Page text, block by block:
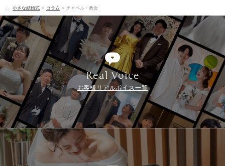
小さな結婚式 コラム チャペル・教会
Real Voice
お客様リアルボイス一覧